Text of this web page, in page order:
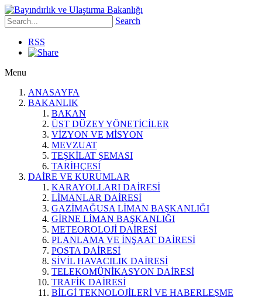
Search
RSS
Menu
ANASAYFA
BAKANLIK
BAKAN
ÜST DÜZEY YÖNETİCİLER
VİZYON VE MİSYON
MEVZUAT
TEŞKİLAT ŞEMASI
TARİHÇESİ
DAİRE VE KURUMLAR
KARAYOLLARI DAİRESİ
LİMANLAR DAİRESİ
GAZİMAĞUSA LİMAN BAŞKANLIĞI
GİRNE LİMAN BAŞKANLIĞI
METEOROLOJİ DAİRESİ
PLANLAMA VE İNŞAAT DAİRESİ
POSTA DAİRESİ
SİVİL HAVACILIK DAİRESİ
TELEKOMÜNİKASYON DAİRESİ
TRAFİK DAİRESİ
BİLGİ TEKNOLOJİLERİ VE HABERLEŞME